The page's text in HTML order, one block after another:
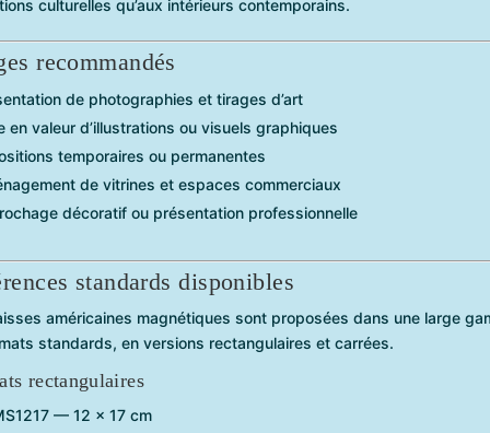
culturelles qu’aux intérieurs contemporains.
recommandés
de photographies et tirages d’art
en valeur d’illustrations ou visuels graphiques
temporaires ou permanentes
de vitrines et espaces commerciaux
décoratif ou présentation professionnelle
standards disponibles
américaines magnétiques sont proposées dans une large
standards, en versions rectangulaires et carrées.
rectangulaires
— 12 × 17 cm